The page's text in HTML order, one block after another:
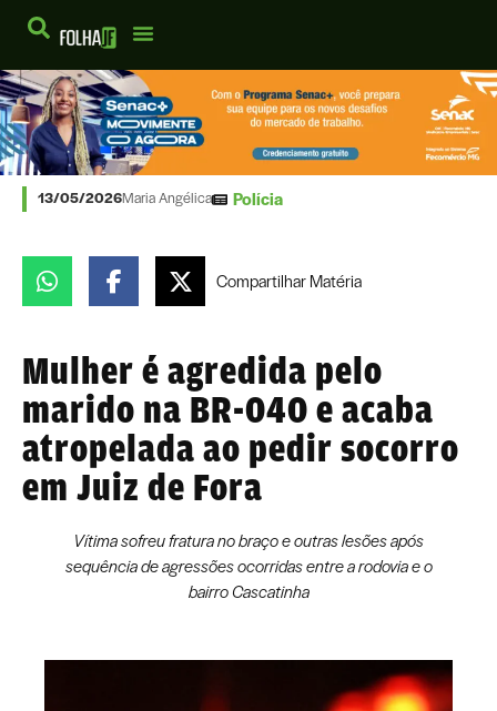
13/05/2026Maria Angélica Polícia
CompartilharMatéria
Mulher é agredida pelo
marido na BR-040 e acaba
atropelada ao pedir socorro
em Juiz de Fora
Vítima sofreu fratura no braço e outras lesões após
sequência de agressões ocorridas entre a rodovia e o
bairro Cascatinha